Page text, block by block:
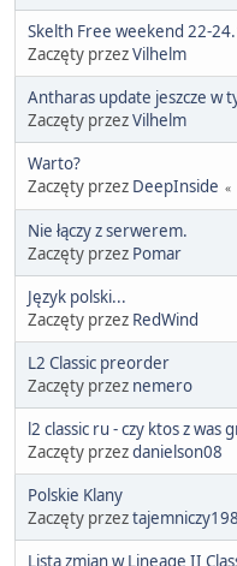
Skelth Free weekend 22-
Zaczęty przezVilhelm
Antharas update jeszcze w
Zaczęty przezVilhelm
Warto?
Zaczęty przez DeepInside
Nie łączy z serwerem.
Zaczęty przez Pomar
Język polski...
Zaczęty przez RedWind
L2 Classic preorder
Zaczęty przez nemero
l2 classic ru - czy ktos z was
Zaczęty przezdanielson08
Polskie Klany
Zaczęty przez
Lista zmian w Lineage II